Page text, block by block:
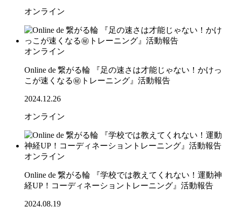
オンライン
オンライン
Online de 繋がる輪 『足の速さは才能じゃない！かけっ
こが速くなる㊙トレーニング』活動報告
2024.12.26
オンライン
オンライン
Online de 繋がる輪 『学校では教えてくれない！運動神
経UP！コーディネーショントレーニング』活動報告
2024.08.19